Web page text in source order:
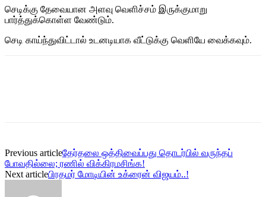
செடிக்கு தேவையான அளவு வெளிச்சம் இருக்குமாறு
பார்த்துக்கொள்ள வேண்டும்.
செடி காய்ந்துவிட்டால் உடனடியாக வீட்டுக்கு வெளியே வைக்கவும்.
Previous articleதேர்தலை ஒத்திவைப்பது தொடர்பில் வருந்தப்
போவதில்லை; ரணில் விக்கிரமசிங்க!
Next articleபிரதமர் மோடியின் உக்ரைன் விஜயம்..!